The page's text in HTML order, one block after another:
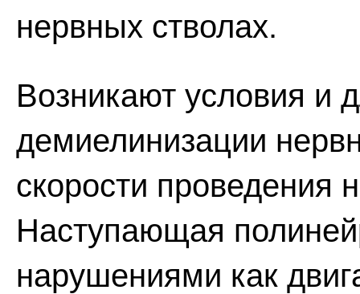
нервных стволах.
Возникают условия и
демиелинизации
скорости проведения
Наступающая
нарушениями как